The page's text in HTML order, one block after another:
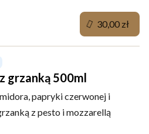
grzanką 500ml
papryki czerwonej i
z pesto i mozzarellą